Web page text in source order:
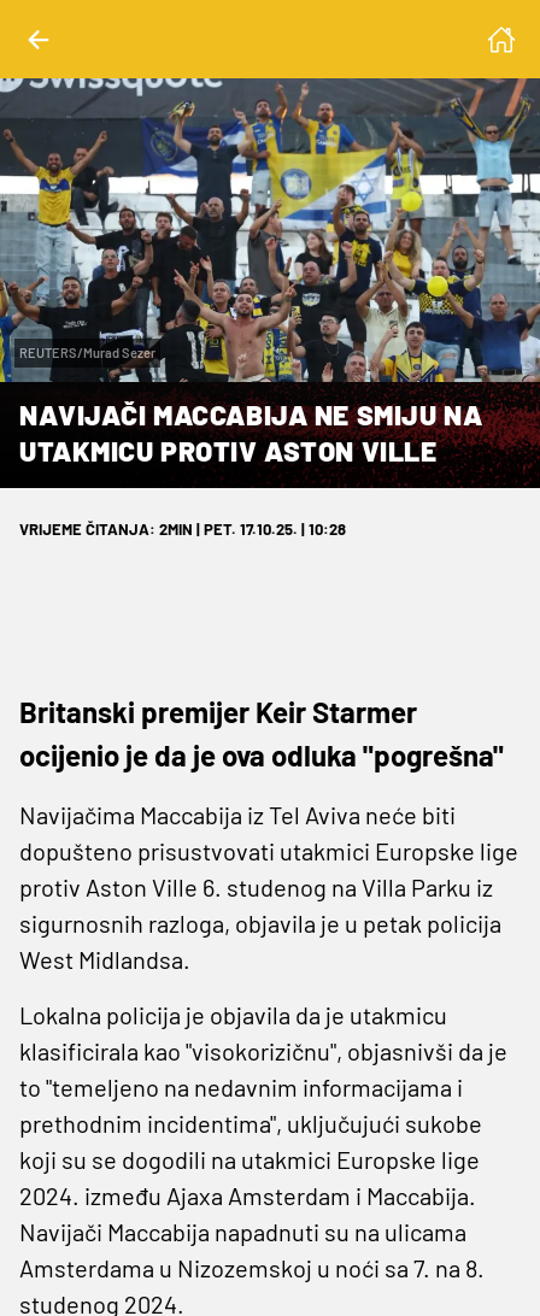
REUTERS/Murad Sezer
NAVIJAČI MACCABIJA NE SMIJU NA
UTAKMICU PROTIV ASTON VILLE
VRIJEME ČITANJA: 2MIN | PET. 17.10.25. | 10:28
Britanski premijer Keir Starmer
ocijenio je da je ova odluka "pogrešna"
Navijačima Maccabija iz Tel Aviva neće biti
dopušteno prisustvovati utakmici Europske lige
protiv Aston Ville 6. studenog na Villa Parku iz
sigurnosnih razloga, objavila je u petak policija
West Midlandsa.
Lokalna policija je objavila da je utakmicu
klasificirala kao "visokorizičnu", objasnivši da je
to "temeljeno na nedavnim informacijama i
prethodnim incidentima", uključujući sukobe
koji su se dogodili na utakmici Europske lige
2024. između Ajaxa Amsterdam i Maccabija.
Navijači Maccabija napadnuti su na ulicama
Amsterdama u Nizozemskoj u noći sa 7. na 8.
studenog 2024.